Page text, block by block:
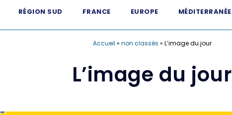
RÉGION SUD FRANCE EUROPE MÉDITERRANÉE
Accueil » non classés » L’image du jour
L’image du jour